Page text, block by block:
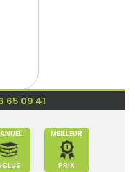
65 09 41
MEILLEUR
PRIX